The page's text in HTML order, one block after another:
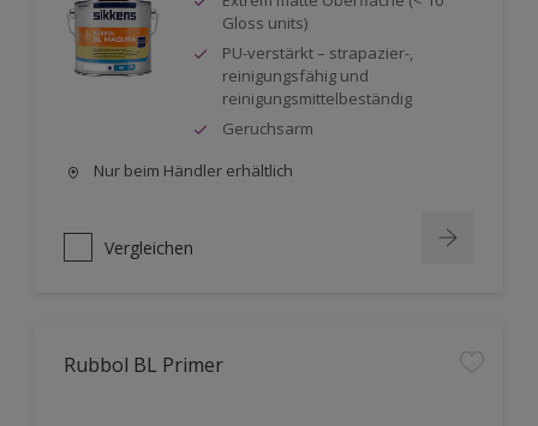
Gloss units)
PU-verstärkt – strapazier-,
reinigungsfähig und
reinigungsmittelbeständig
Geruchsarm
Nur beim Händler erhältlich
Vergleichen
Rubbol BL Primer